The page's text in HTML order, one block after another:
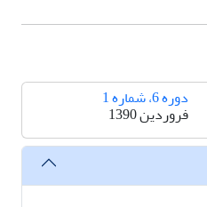
دوره 6، شماره 1
فروردین 1390